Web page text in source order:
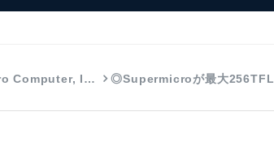
Computer, I… ◎Supermicroが最大